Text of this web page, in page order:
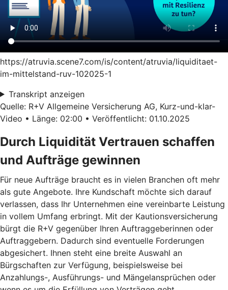
https://atruvia.scene7.com/is/content/atruvia/liquiditaet-
im-mittelstand-ruv-102025-1
Transkript anzeigen
Quelle: R+V Allgemeine Versicherung AG, Kurz-und-klar-
Video • Länge: 02:00 • Veröffentlicht: 01.10.2025
Durch Liquidität Vertrauen schaffen
und Aufträge gewinnen
Für neue Aufträge braucht es in vielen Branchen oft mehr
als gute Angebote. Ihre Kundschaft möchte sich darauf
verlassen, dass Ihr Unternehmen eine vereinbarte Leistung
in vollem Umfang erbringt. Mit der Kautionsversicherung
bürgt die R+V gegenüber Ihren Auftraggeberinnen oder
Auftraggebern. Dadurch sind eventuelle Forderungen
abgesichert. Ihnen steht eine breite Auswahl an
Bürgschaften zur Verfügung, beispielsweise bei
Anzahlungs-, Ausführungs- und Mängelansprüchen oder